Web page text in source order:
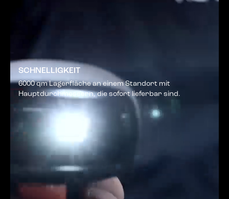
SCHNELLIGKEIT
6000 qm Lagerfläche an einem Standort mit
Hauptdurchmessern, die sofort lieferbar sind.